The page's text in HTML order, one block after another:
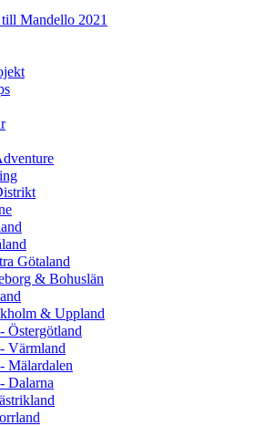
Mandello 2021
Götaland
& Bohuslän
& Uppland